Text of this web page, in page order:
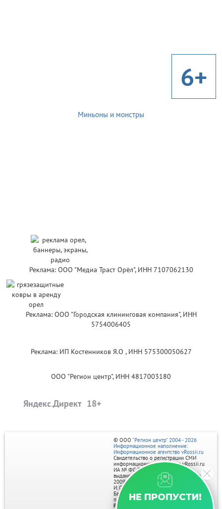
6+
Миньоны и монстры
Реклама: ООО "Медиа Траст Орёл", ИНН 7107062130
Реклама: ООО "Городская клининговая компания", ИНН
5754006405
Реклама: ИП Костенников Я.О , ИНН 575300050627
ООО "Регион центр", ИНН 4817003180
Яндекс.Директ
НЕ ПРОПУСТИ!
© ООО "Регион центр" 2004 - 2026
Информационное наполнение:
Информационное агентство vRossii.ru
Свидетельство о регистрации СМИ
информационного агентства vRossii.ru
ИА № ФС 77‑35502
выдано РОСКОМНАДЗОРом 04 марта
2009г.
И. О. Главного редактора Нарыков А. Н.
Баннеры на портале размещаются на
правах рекламы.
Реклама на портале: